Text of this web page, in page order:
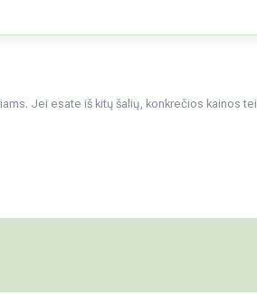
Jei esate iš kitų šalių, konkrečios kainos